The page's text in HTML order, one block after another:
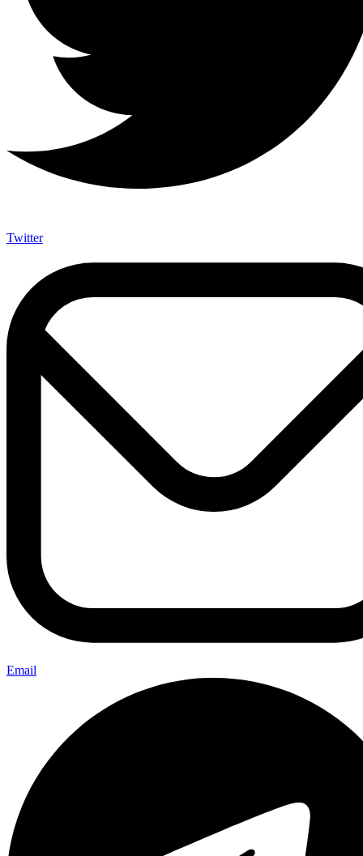
Twitter
Email